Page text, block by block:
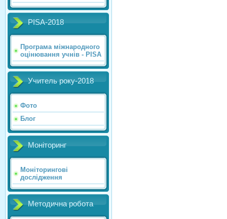
PISA-2018
Програма міжнародного
оцінювання учнів - PISA
Учитель року-2018
Фото
Блог
Моніторинг
Моніторингові
дослідження
Методична робота